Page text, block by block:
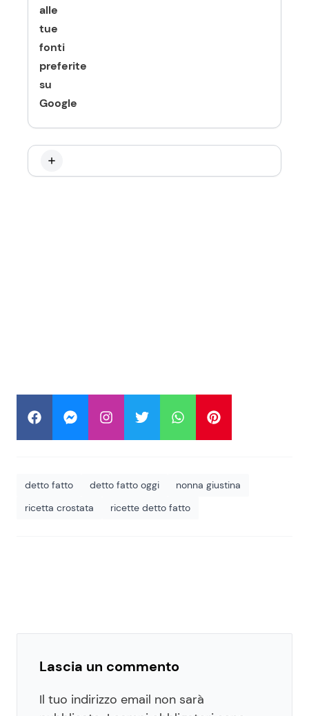
alle
tue
fonti
preferite
su
Google
detto fatto detto fatto oggi
nonna giustina
ricetta crostata
ricette detto fatto
Lascia un commento
Il tuo indirizzo email non sarà